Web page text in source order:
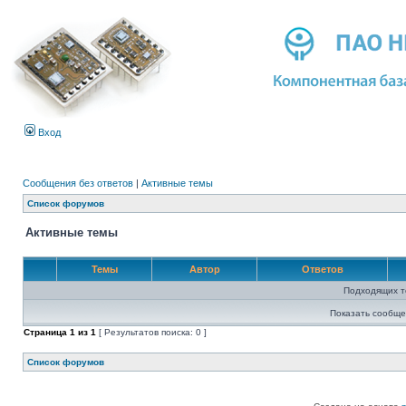
Вход
Сообщения без ответов | Активные темы
Список форумов
Активные темы
Темы Автор Ответов
Подходящих
Показать
Страница 1 из 1 [ Результатов поиска: 0 ]
Список форумов